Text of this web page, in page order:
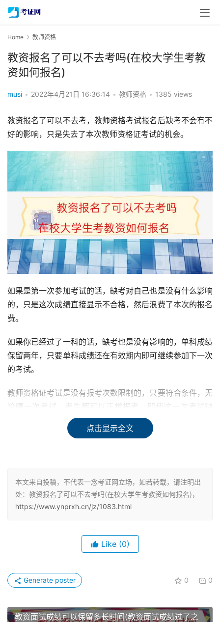
Home 教师资格
教资报名了可以不去考吗(在校大学生考教
资如何报名)
musi • 2022年4月21日 16:36:14 • 教师资格 • 1385 views
教资报名了可以不去考，教师资格考试报名后缺考不会有不
好的影响，只是失去了本次教师资格证考试的机会。
如果是第一次参加考试的话，缺考对自己也是没有什么影响
的，只是这次成绩直接显示不合格，然后浪费了本次的报名
费。
如果你已经过了一科的话，缺考也是没有影响的，单科成绩
保留两年，只要单科成绩还在有效期内即可继续参加下一次
的考试。
教师资格证考试是没有报考次数限制的，只要符合条件，无
论哪一次考试，考生都可以正常报考。即使这一次考试缺
考，也不会因为缺考而对考生造成什么影响，下次仍然可以
正常参加教师资格证考试的新一轮报考。
点击显示全文
本文来自投稿，不代表一念考证网立场，如若转载，请注明出
处：教资报名了可以不去考吗(在校大学生考教资如何报名)，
https://www.ynprxh.cn/jz/1083.html
Like (0)
0 0
Generate poster
教资面试成绩可以保留多长时间(教资面试成绩过了之